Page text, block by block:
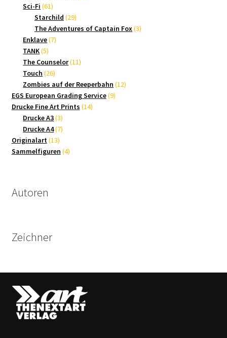
Sci-Fi 6161
Produkte
Starchild 2929
Produkte
The Adventures of Captain Fox 33
Enklave 77
TANK 55
Produkte
The Counselor 1111
Touch 2626
Produkte
Zombies auf der Reeperbahn 1212
EGS European Grading Service 99
Drucke Fine Art Prints 1414
Drucke A3 33
Produkte
Drucke A4 77
Originalart 1313
Produkte
Sammelfiguren 44
Autoren
Zeichner